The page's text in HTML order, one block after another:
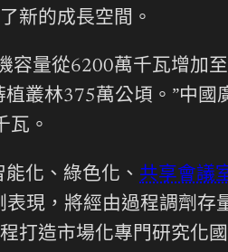
新的成長空間。
容量從6200萬千瓦增加
叢林375萬公頃。”中國
瓦。
化、綠色化、 共享會議
現，將經由過程調劑
打造市場化專門研究化